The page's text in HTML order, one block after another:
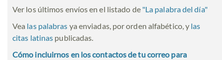
Ver los últimos envíos en el listado de "La palabra del día"
Vea las palabras ya enviadas, por orden alfabético, y las
citas latinas publicadas.
Cómo incluirnos en los contactos de tu correo para